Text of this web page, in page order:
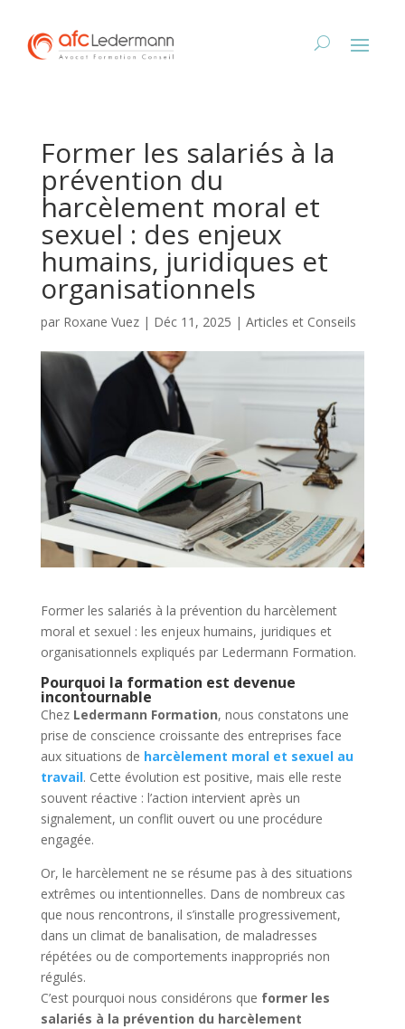
Former les salariés à la
prévention du
harcèlement moral et
sexuel : des enjeux
humains, juridiques et
organisationnels
par Roxane Vuez| Déc 11, 2025 | Articles et Conseils
Former les salariés à la prévention du harcèlement
moral et sexuel : les enjeux humains, juridiques et
organisationnels expliqués par Ledermann Formation.
Pourquoi la formation est devenue
incontournable
Chez Ledermann Formation, nous constatons une
prise de conscience croissante des entreprises face
aux situations de harcèlement moral et sexuel au
travail. Cette évolution est positive, mais elle reste
souvent réactive : l’action intervient après un
signalement, un conflit ouvert ou une procédure
engagée.
Or, le harcèlement ne se résume pas à des situations
extrêmes ou intentionnelles. Dans de nombreux cas
que nous rencontrons, il s’installe progressivement,
dans un climat de banalisation, de maladresses
répétées ou de comportements inappropriés non
régulés.
C’est pourquoi nous considérons que former les
salariés à la prévention du harcèlement